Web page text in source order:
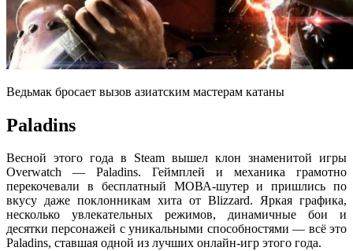
Ведьмак бросает вызов азиатским мастерам катаны
Paladins
Весной этого года в Steam вышел клон знаменитой игры
Overwatch — Paladins. Геймплей и механика грамотно
перекочевали в бесплатный МОВА-шутер и пришлись по
вкусу даже поклонникам хита от Blizzard. Яркая графика,
несколько увлекательных режимов, динамичные бои и
десятки персонажей с уникальными способностями — всё это
Paladins, ставшая одной из лучших онлайн-игр этого года.